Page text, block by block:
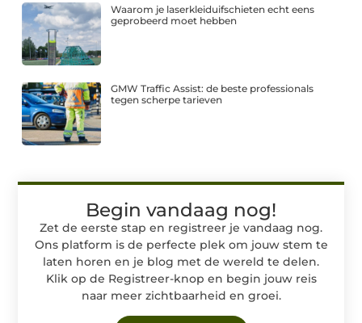
Waarom je laserkleiduifschieten echt eens
geprobeerd moet hebben
GMW Traffic Assist: de beste professionals
tegen scherpe tarieven
Begin vandaag nog!
Zet de eerste stap en registreer je vandaag nog.
Ons platform is de perfecte plek om jouw stem te
laten horen en je blog met de wereld te delen.
Klik op de Registreer-knop en begin jouw reis
naar meer zichtbaarheid en groei.